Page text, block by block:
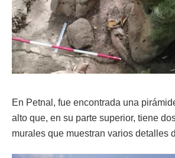
En Petnal, fue encontrada una
alto que, en su parte superior, tiene
murales que muestran varios detalles